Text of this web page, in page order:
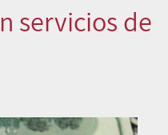
servicios de